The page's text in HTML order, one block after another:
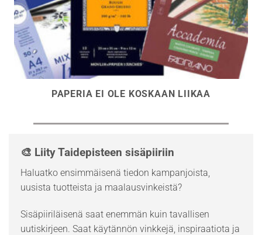
PAPERIA EI OLE KOSKAAN LIIKAA
🎨 Liity Taidepisteen sisäpiiriin
Haluatko ensimmäisenä tiedon kampanjoista,
uusista tuotteista ja maalausvinkeistä?
Sisäpiiriläisenä saat enemmän kuin tavallisen
uutiskirjeen. Saat käytännön vinkkejä, inspiraatiota ja